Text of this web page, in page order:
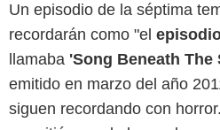
Un episodio de la séptima
recordarán como "el
llamaba 'Song Beneath The
emitido en marzo del año
siguen recordando con